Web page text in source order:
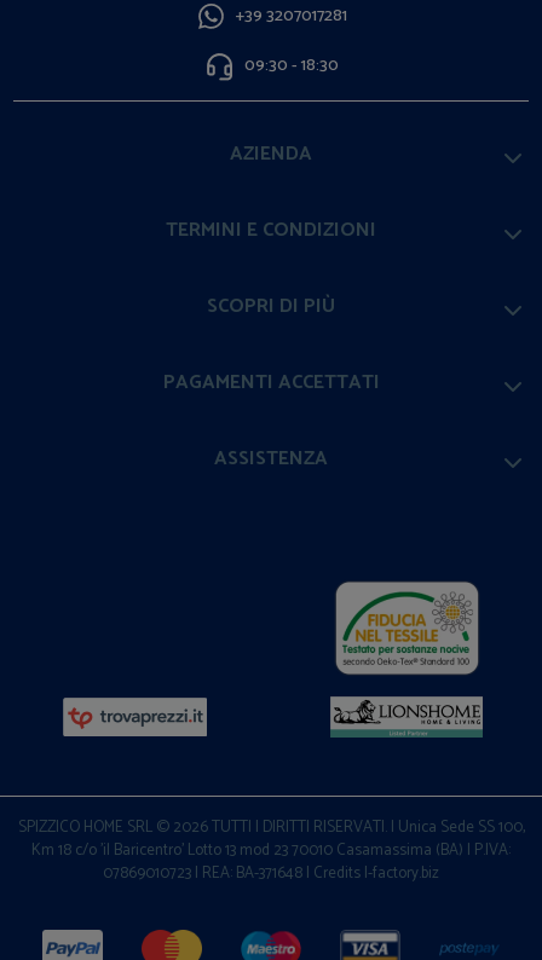
+39 3207017281
09:30 - 18:30
AZIENDA
TERMINI E CONDIZIONI
SCOPRI DI PIÙ
PAGAMENTI ACCETTATI
ASSISTENZA
SPIZZICO HOME SRL © 2026 TUTTI I DIRITTI RISERVATI. | Unica Sede SS 100,
Km 18 c/o 'il Baricentro' Lotto 13 mod 23 70010 Casamassima (BA) | P.IVA:
07869010723 | REA: BA-371648 | Credits I-factory.biz